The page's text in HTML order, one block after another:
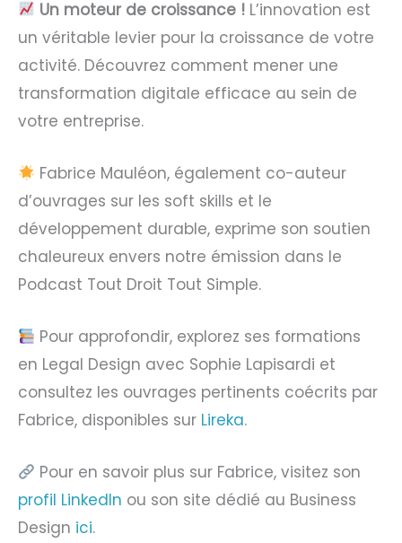
Un moteur de croissance ! L’innovation est
un véritable levier pour la croissance de votre
activité. Découvrez comment mener une
transformation digitale efficace au sein de
votre entreprise.
Fabrice Mauléon, également co-auteur
d’ouvrages sur les soft skills et le
développement durable, exprime son soutien
chaleureux envers notre émission dans le
Podcast Tout Droit Tout Simple.
Pour approfondir, explorez ses formations
en Legal Design avec Sophie Lapisardi et
consultez les ouvrages pertinents coécrits par
Fabrice, disponibles sur Lireka.
Pour en savoir plus sur Fabrice, visitez son
profil LinkedIn ou son site dédié au Business
Design ici.